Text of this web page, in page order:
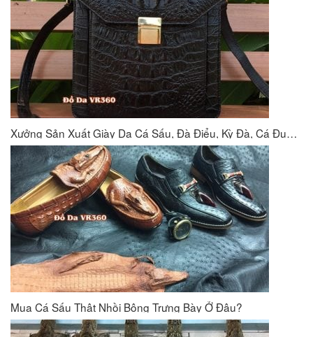
Xưởng Sản Xuất Giày Da Cá Sấu, Đà Điểu, Kỳ Đà, Cá Đuối VR360
Mua Cá Sấu Thật Nhồi Bông Trưng Bày Ở Đâu?